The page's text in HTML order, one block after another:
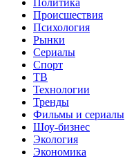
Политика
Происшествия
Психология
Рынки
Сериалы
Спорт
ТВ
Технологии
Тренды
Фильмы и сериалы
Шоу-бизнес
Экология
Экономика